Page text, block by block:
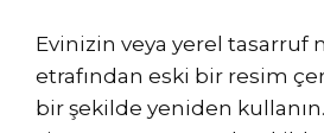
Evinizin veya yerel tasarruf
etrafından eski bir resim
bir şekilde yeniden